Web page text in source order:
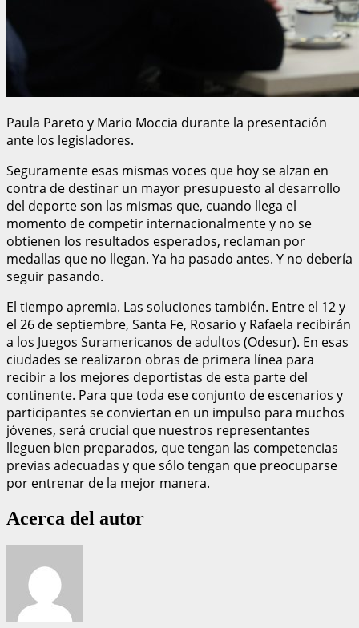
Paula Pareto y Mario Moccia durante la presentación
ante los legisladores.
Seguramente esas mismas voces que hoy se alzan en
contra de destinar un mayor presupuesto al desarrollo
del deporte son las mismas que, cuando llega el
momento de competir internacionalmente y no se
obtienen los resultados esperados, reclaman por
medallas que no llegan. Ya ha pasado antes. Y no debería
seguir pasando.
El tiempo apremia. Las soluciones también. Entre el 12 y
el 26 de septiembre, Santa Fe, Rosario y Rafaela recibirán
a los Juegos Suramericanos de adultos (Odesur). En esas
ciudades se realizaron obras de primera línea para
recibir a los mejores deportistas de esta parte del
continente. Para que toda ese conjunto de escenarios y
participantes se conviertan en un impulso para muchos
jóvenes, será crucial que nuestros representantes
lleguen bien preparados, que tengan las competencias
previas adecuadas y que sólo tengan que preocuparse
por entrenar de la mejor manera.
Acerca del autor